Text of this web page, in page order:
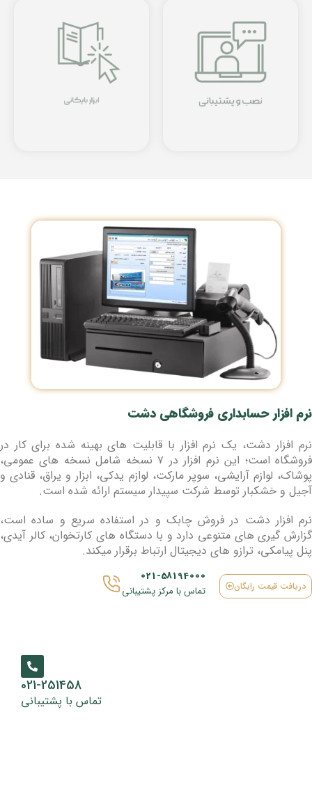
نرم افزار حسابداری فروشگاهی دشت
نرم افزار دشت، یک نرم افزار با قابلیت های بهینه شده برای کار در
فروشگاه است؛ این نرم افزار در ۷ نسخه شامل نسخه های عمومی،
پوشاک، لوازم آرایشی، سوپر مارکت، لوازم یدکی، ابزار و یراق، قنادی و
آجیل و خشکبار توسط شرکت سپیدار سیستم ارائه شده است.
نرم افزار دشت در فروش چابک و در استفاده سریع و ساده است،
گزارش گیری های متنوعی دارد و با دستگاه های کارتخوان، کالر آیدی،
پنل پیامکی، ترازو های دیجیتال ارتباط برقرار میکند.
دریافت قیمت رایگان
021-58194000
تماس با مرکز پشتیبانی
021-251458
تماس با پشتیبانی